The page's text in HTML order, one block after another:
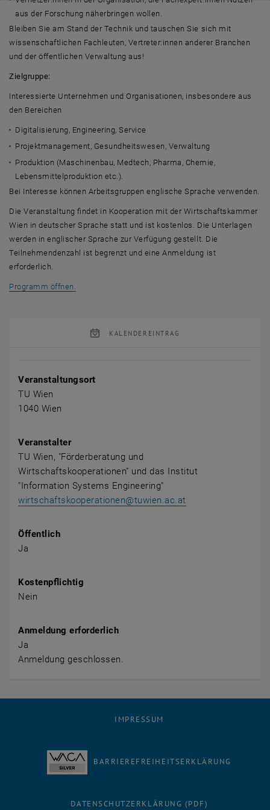
aus der Forschung näherbringen wollen.
Bleiben Sie am Stand der Technik und tauschen Sie sich mit
wissenschaftlichen Fachleuten, Vertreter:innen anderer Branchen
und der öffentlichen Verwaltung aus!
Zielgruppe:
Interessierte Unternehmen und Organisationen, insbesondere aus
den Bereichen
Digitalisierung, Engineering, Service
Projektmanagement, Gesundheitswesen, Verwaltung
Produktion (Maschinenbau, Medtech, Pharma, Chemie,
Lebensmittelproduktion etc.).
Bei Interesse können Arbeitsgruppen englische Sprache verwenden.
Die Veranstaltung findet in Kooperation mit der Wirtschaftskammer
Wien in deutscher Sprache statt und ist kostenlos. Die Unterlagen
werden in englischer Sprache zur Verfügung gestellt. Die
Teilnehmendenzahl ist begrenzt und eine Anmeldung ist
erforderlich.
Programm öffnen.
KALENDEREINTRAG
Veranstaltungsort
TU Wien
1040 Wien
Veranstalter
TU Wien, "Förderberatung und
Wirtschaftskooperationen" und das Institut
"Information Systems Engineering"
wirtschaftskooperationen@tuwien.ac.at
Öffentlich
Ja
Kostenpflichtig
Nein
Anmeldung erforderlich
Ja
Anmeldung geschlossen.
IMPRESSUM
BARRIEREFREIHEITSERKLÄRUNG
DATENSCHUTZERKLÄRUNG (PDF)